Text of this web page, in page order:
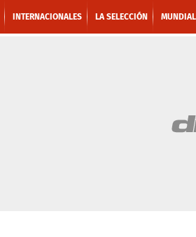
INTERNACIONALES LA SELECCIÓN